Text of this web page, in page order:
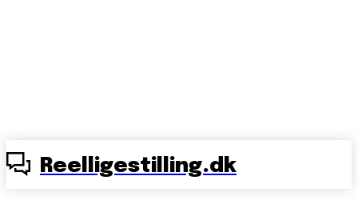
Reelligestilling.dk